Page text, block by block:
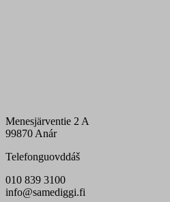
Menesjärventie 2 A
99870 Anár
Telefonguovddáš
010 839 3100
info@samediggi.fi